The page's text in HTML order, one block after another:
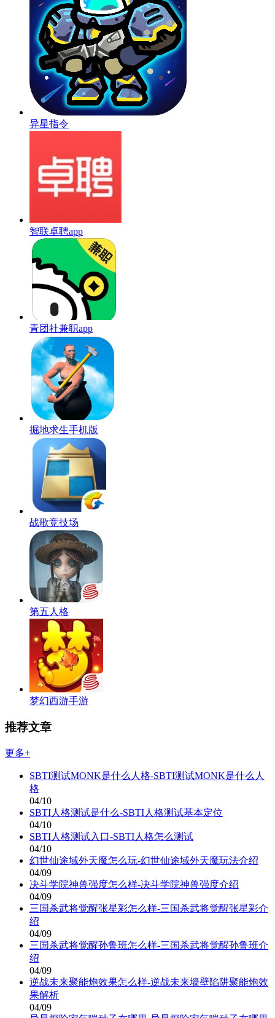
异星指令
智联卓聘app
青团社兼职app
掘地求生手机版
战歌竞技场
第五人格
梦幻西游手游
推荐文章
更多+
SBTI测试MONK是什么人格-SBTI测试MONK是什么人
格
04/10
SBTI人格测试是什么-SBTI人格测试基本定位
04/10
SBTI人格测试入口-SBTI人格怎么测试
04/10
幻世仙途域外天魔怎么玩-幻世仙途域外天魔玩法介绍
04/09
决斗学院神兽强度怎么样-决斗学院神兽强度介绍
04/09
三国杀武将觉醒张星彩怎么样-三国杀武将觉醒张星彩介
绍
04/09
三国杀武将觉醒孙鲁班怎么样-三国杀武将觉醒孙鲁班介
绍
04/09
逆战未来聚能炮效果怎么样-逆战未来墙壁陷阱聚能炮效
果解析
04/09